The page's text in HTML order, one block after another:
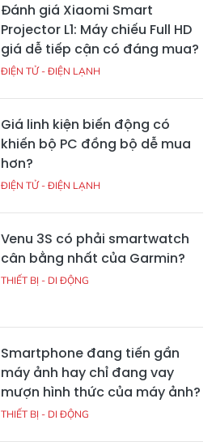
Đánh giá Xiaomi Smart
Projector L1: Máy chiếu Full HD
giá dễ tiếp cận có đáng mua?
ĐIỆN TỬ - ĐIỆN LẠNH
Giá linh kiện biến động có
khiến bộ PC đồng bộ dễ mua
hơn?
ĐIỆN TỬ - ĐIỆN LẠNH
Venu 3S có phải smartwatch
cân bằng nhất của Garmin?
THIẾT BỊ - DI ĐỘNG
Smartphone đang tiến gần
máy ảnh hay chỉ đang vay
mượn hình thức của máy ảnh?
THIẾT BỊ - DI ĐỘNG